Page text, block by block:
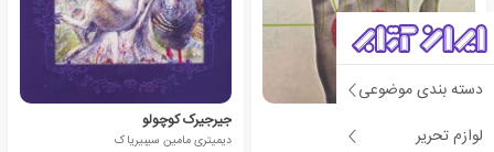
دسته بندی موضوعی
لوازم تحریر
فریبا صدیقیم
جیرجیرک کوچولو
دیمیتری مامین سیبیریاک